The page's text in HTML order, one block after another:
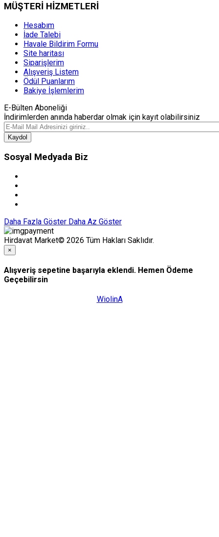
MÜŞTERİ HİZMETLERİ
Hesabım
İade Talebi
Havale Bildirim Formu
Site haritası
Siparişlerim
Alışveriş Listem
Ödül Puanlarım
Bakiye İşlemlerim
E-Bülten Aboneliği
İndirimlerden anında haberdar olmak için kayıt olabilirsiniz
Kaydol
Sosyal Medyada Biz
Daha Fazla Göster Daha Az Göster
Hirdavat Market© 2026 Tüm Hakları Saklıdır.
×
Alışveriş sepetine başarıyla eklendi. Hemen Ödeme
Geçebilirsin
WiolinA